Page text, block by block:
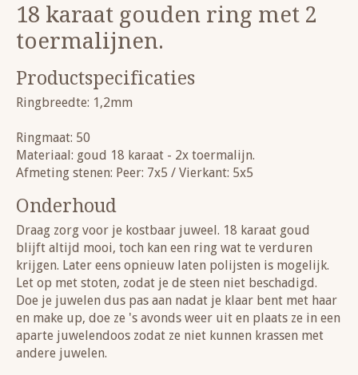
18 karaat gouden ring met 2
toermalijnen.
Productspecificaties
Ringbreedte: 1,2mm
Ringmaat: 50
Materiaal: goud 18 karaat - 2x toermalijn.
Afmeting stenen: Peer: 7x5 / Vierkant: 5x5
Onderhoud
Draag zorg voor je kostbaar juweel. 18 karaat goud
blijft altijd mooi, toch kan een ring wat te verduren
krijgen. Later eens opnieuw laten polijsten is mogelijk.
Let op met stoten, zodat je de steen niet beschadigd.
Doe je juwelen dus pas aan nadat je klaar bent met haar
en make up, doe ze 's avonds weer uit en plaats ze in een
aparte juwelendoos zodat ze niet kunnen krassen met
andere juwelen.